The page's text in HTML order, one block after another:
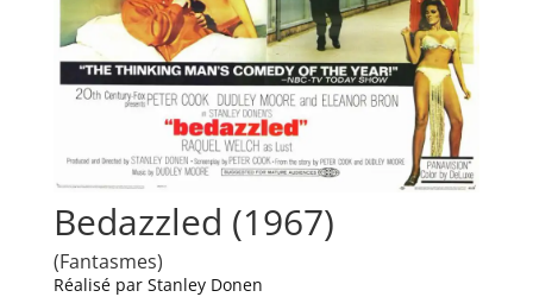
Bedazzled (1967)
(Fantasmes)
Réalisé par Stanley Donen